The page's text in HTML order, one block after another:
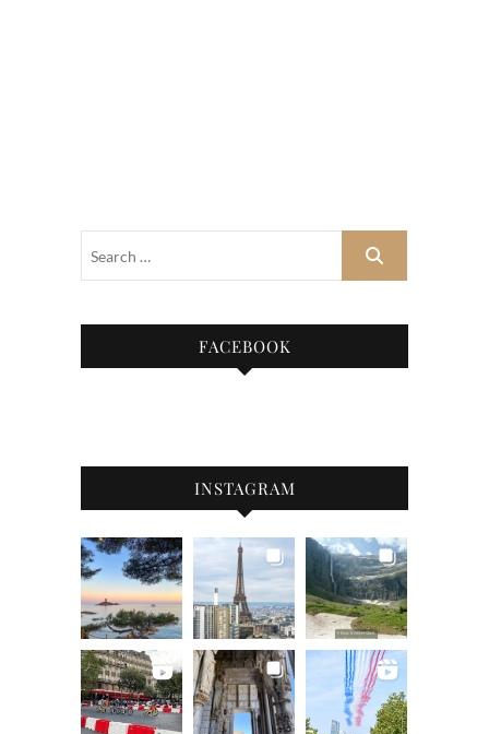
FACEBOOK
INSTAGRAM